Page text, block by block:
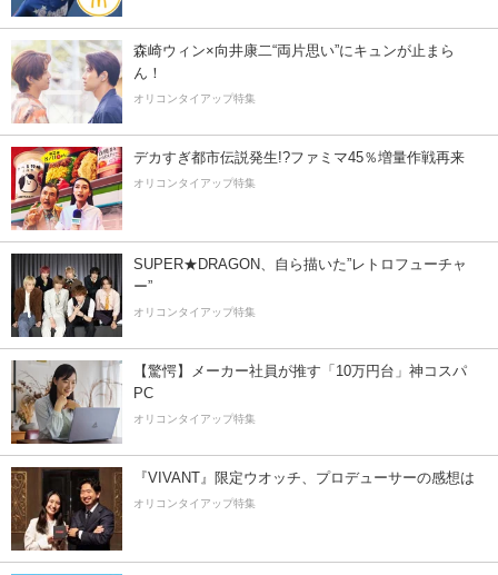
森崎ウィン×向井康二“両片思い”にキュンが止まら
ん！
オリコンタイアップ特集
デカすぎ都市伝説発生!?ファミマ45％増量作戦再来
オリコンタイアップ特集
SUPER★DRAGON、自ら描いた”レトロフューチャ
ー”
オリコンタイアップ特集
【驚愕】メーカー社員が推す「10万円台」神コスパ
PC
オリコンタイアップ特集
『VIVANT』限定ウオッチ、プロデューサーの感想は
オリコンタイアップ特集